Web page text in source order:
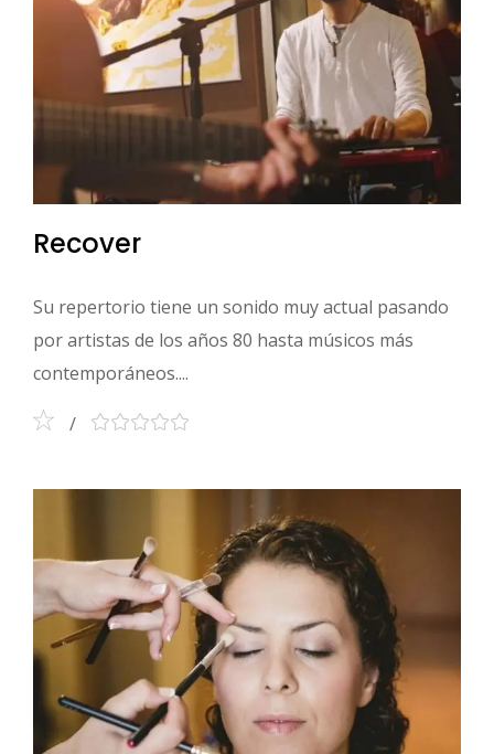
Recover
Su repertorio tiene un sonido muy actual pasando
por artistas de los años 80 hasta músicos más
contemporáneos....